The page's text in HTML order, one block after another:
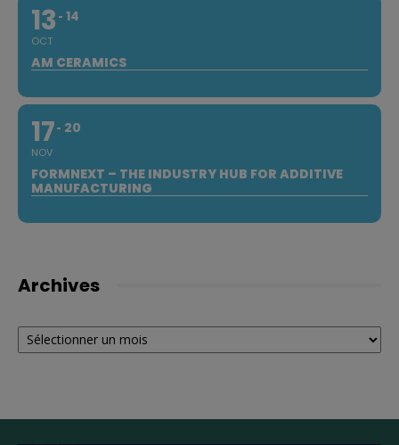
13
OCT
14
AM CERAMICS
17
NOV
20
FORMNEXT – THE INDUSTRY HUB FOR ADDITIVE
MANUFACTURING
Archives
Archives